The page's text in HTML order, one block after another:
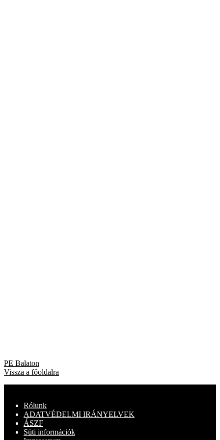
Bejegyzés
navigáció
Previous
post:
PE Balaton
Vissza a főoldalra
Rólunk
ADATVÉDELMI IRÁNYELVEK
ÁSZF
Süti információk